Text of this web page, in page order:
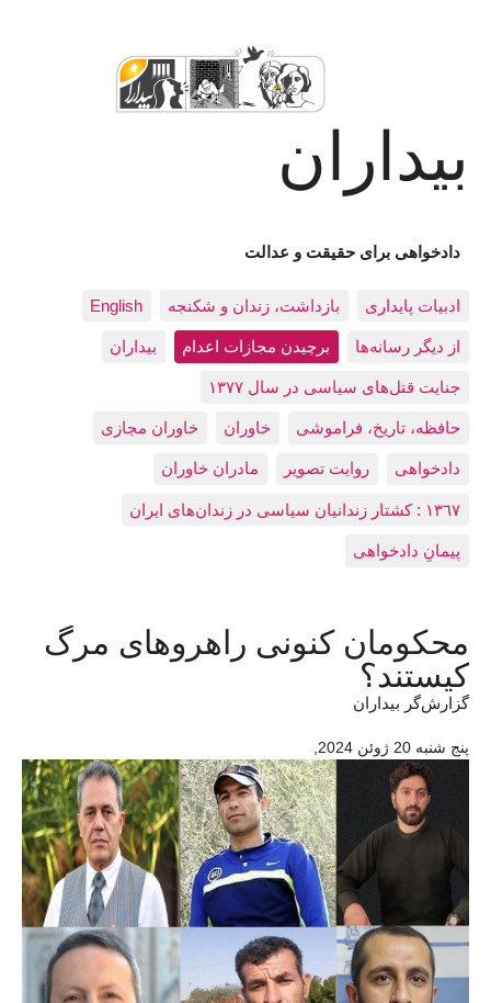
بیداران
دادخواهی برای حقیقت و عدالت
ادبيات پايداری بازداشت، زندان و شکنجه English
از دیگر رسانه‌ها برچیدن مجازات اعدام بيداران
جنایت قتل‌های سیاسی در سال ۱۳۷۷
حافظه، تاريخ، فراموشی خاوران خاوران مجازی
دادخواهی روایت تصویر مادران خاوران
١٣٦٧ : کشتار زندانيان سياسی در زندان‌های ایران
پیمانِ دادخواهی
محکومان کنونی راهروهای مرگ
کیستند؟
گزارش‌گر بیداران
پنج شنبه 20 ژوئن 2024 ,